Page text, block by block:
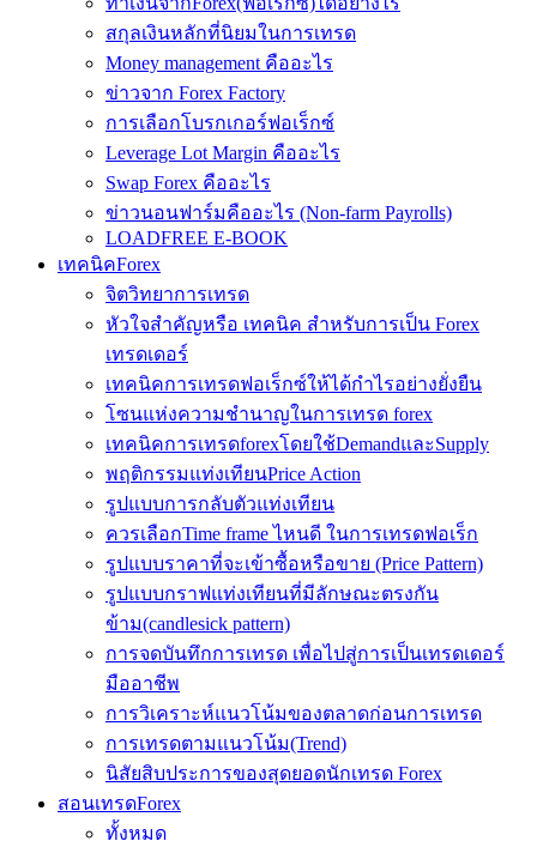
สกุลเงินหลักที่นิยมในการเทรด
Money management คืออะไร
ข่าวจาก Forex Factory
การเลือกโบรกเกอร์ฟอเร็กซ์
Leverage Lot Margin คืออะไร
Swap Forex คืออะไร
ข่าวนอนฟาร์มคืออะไร (Non-farm Payrolls)
LOADFREE E-BOOK
เทคนิคForex
จิตวิทยาการเทรด
หัวใจสำคัญหรือ เทคนิค สำหรับการเป็น Forex
เทรดเดอร์
เทคนิคการเทรดฟอเร็กซ์ให้ได้กำไรอย่างยั่งยืน
โซนแห่งความชำนาญในการเทรด forex
เทคนิคการเทรดforexโดยใช้DemandและSupply
พฤติกรรมแท่งเทียนPrice Action
รูปแบบการกลับตัวแท่งเทียน
ควรเลือกTime frame ไหนดี ในการเทรดฟอเร็ก
รูปแบบราคาที่จะเข้าซื้อหรือขาย (Price Pattern)
รูปแบบกราฟแท่งเทียนที่มีลักษณะตรงกัน
ข้าม(candlesick pattern)
การจดบันทึกการเทรด เพื่อไปสู่การเป็นเทรดเดอร์
มืออาชีพ
การวิเคราะห์แนวโน้มของตลาดก่อนการเทรด
การเทรดตามแนวโน้ม(Trend)
นิสัยสิบประการของสุดยอดนักเทรด Forex
สอนเทรดForex
ทั้งหมด